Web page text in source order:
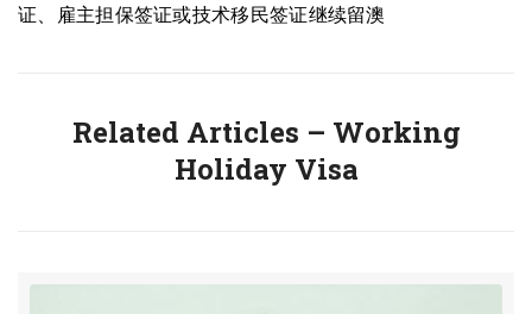
证、雇主担保签证或技术移民签证继续留澳
Related Articles – Working
Holiday Visa